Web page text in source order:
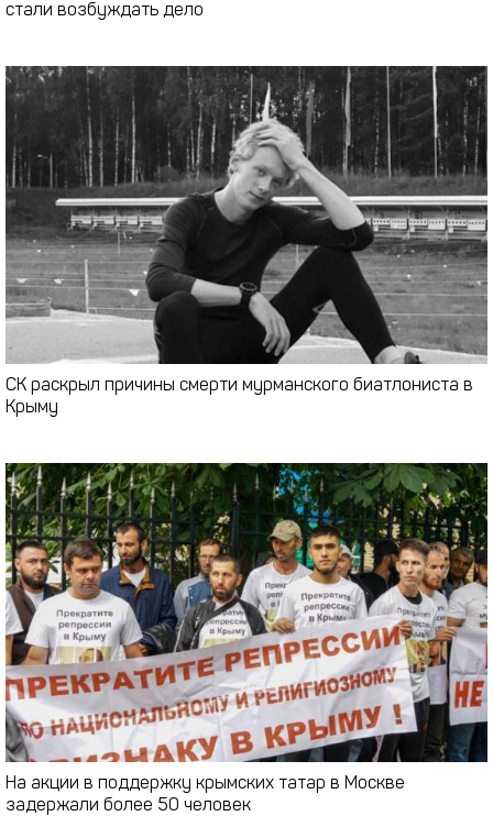
стали возбуждать дело
СК раскрыл причины смерти мурманского биатлониста в
Крыму
На акции в поддержку крымских татар в Москве
задержали более 50 человек